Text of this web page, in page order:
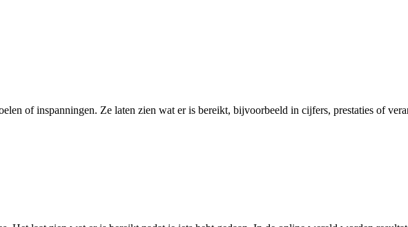
of inspanningen. Ze laten zien wat er is bereikt, bijvoorbeeld in cijfers, prestaties of